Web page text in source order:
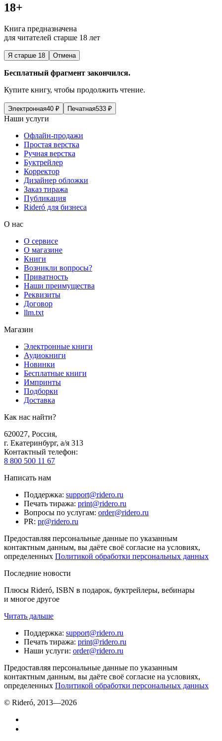
18+
Книга предназначена
для читателей старше 18 лет
Я старше 18 Отмена
Бесплатный фрагмент закончился.
Купите книгу, чтобы продолжить чтение.
Электронная40 ₽ Печатная533 ₽
Наши услуги
Офлайн-продажи
Простая верстка
Ручная верстка
Буктрейлер
Корректор
Дизайнер обложки
Заказ тиража
Публикация
Rideró для бизнеса
О нас
О сервисе
О магазине
Книги
Возникли вопросы?
Приватность
Наши преимущества
Реквизиты
Договор
llm.txt
Магазин
Электронные книги
Аудиокниги
Новинки
Бесплатные книги
Импринты
Подборки
Доставка
Как нас найти?
620027, Россия,
г. Екатеринбург, а/я 313
Контактный телефон:
8 800 500 11 67
Написать нам
Поддержка: support@ridero.ru
Печать тиража: print@ridero.ru
Вопросы по услугам: order@ridero.ru
PR: pr@ridero.ru
Предоставляя персональные данные по указанным
контактным данным, вы даёте своё согласие на условиях,
определенных Политикой обработки персональных данных
Последние новости
Плюсы Rideró, ISBN в подарок, буктрейлеры, вебинары
и многое другое
Читать дальше
Поддержка: support@ridero.ru
Печать тиража: print@ridero.ru
Наши услуги: order@ridero.ru
Предоставляя персональные данные по указанным
контактным данным, вы даёте своё согласие на условиях,
определенных Политикой обработки персональных данных
© Rideró, 2013—2026